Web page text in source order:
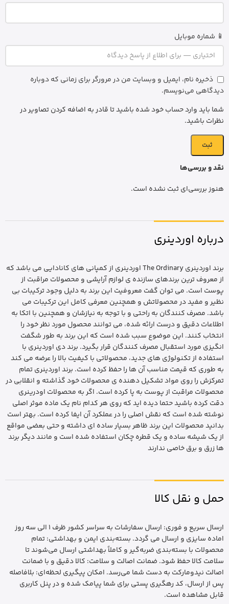
نقد و بررسی‌ها
هنوز بررسی‌ای ثبت نشده است.
📱 شماره موبایل
ذخیره نام، ایمیل و وبسایت من در مرورگر برای زمانی که دوباره
دیدگاهی می‌نویسم.
شما باید وارد حساب خود شده باشید تا قادر به اضافه کردن تصاویر در
نظرات باشید.
درباره اوردینری
برند اوردینری The Ordinary اوردینری از کمپانی های کانادایی می باشد که
از معروف ترین برندهای سازنده ی لوازم آرایشی و محصولات مراقبت از
پوست است. می توان گفت معروفیت این برند به دلیل وجود ترکیبات بی
نظیر و مفید در محصولاتش و همچنین معرفی کامل این ترکیبات می
باشد. مصرف کنندگان به راحتی و با توجه به نیازشان و همچنین با اتکا به
اطلاعات دقیق و درست ارائه شده، می توانند محصول مورد نظر خود را
انتخاب کنند. این موضوع سبب شده است که این برند به طور شگفت
انگیزی مورد استقبال مصرف کنندگان قرار بگیرد. برند دی اوردینری با
استفاده از تکنولوژی های جدید، محصولاتی با کیفیت بالا را عرضه می کند
به طوری که قیمت مناسب آن ها را حفظ کرده است. برند اوردینری تمام
تمرکزش را روی مواد تشکیل دهنده ی محصولات خود گذاشته و انقلابی در
محصولات مراقبت از پوست به پا کرده است. اگر به محصولات اودرینری
دقت کرده باشید حتما دیده اید که روی هر کدام نام یک ماده موثر اصلی
نوشته شده است که نقش اصلی را در عملکرد آن ایفا کرده است. بهتر است
بدانید محصولات این برند ظاهر بسیار ساده ای داشته و حتی بعضی مواقع
از یک شیشه ساده و یک قطره چکان استفاده شده است و مانند دیگر برند
ها زرق و برق خاصی ندارند
حمل و نقل کالا
ارسال سریع و فوری: ارسال سفارشات به سراسر کشور ظرف 1 الی سه روز
اماده سایزی و ارسال می گردد. بسته‌بندی ایمن و بهداشتی: تمام
محصولات با بسته‌بندی ضربه‌گیر و کاملاً بهداشتی ارسال می‌شوند تا
سلامت کالا حفظ شود. ضمانت اصالت و سلامت: کالا دقیق و با ضمانت
اصالت نیدومارکت به دست شما می‌رسد. امکان پیگیری لحظه‌ای: بلافاصله
پس از ارسال، کد رهگیری پستی برای شما پیامک شده و در پنل کاربری
قابل مشاهده است.